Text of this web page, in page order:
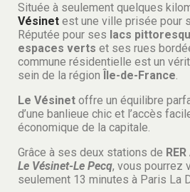
Située à seulement quelques
Vésinet est une ville prisée pour
Réputée pour ses lacs
espaces verts et ses rues
commune résidentielle est un
sein de la région Île-de-France.
Le Vésinet offre un équilibre
d’une banlieue chic et l’accès
économique de la capitale.
Grâce à ses deux stations de RER
Le Vésinet-Le Pecq, vous pourrez
seulement 13 minutes à Paris La